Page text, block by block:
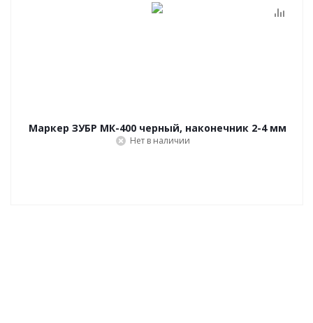
Маркер ЗУБР МК-400 черный, наконечник 2-4 мм
Нет в наличии